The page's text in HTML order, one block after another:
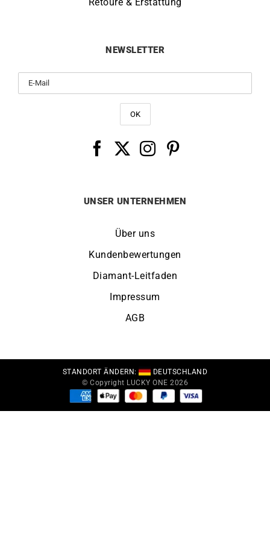
NEWSLETTER
UNSER UNTERNEHMEN
Über uns
Kundenbewertungen
Diamant-Leitfaden
Impressum
AGB
STANDORT ÄNDERN:
DEUTSCHLAND
© Copyright LUCKY ONE 2026